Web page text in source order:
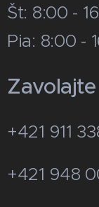
Št: 8:00 -
Pia: 8:00 -
+421 911
+421 948